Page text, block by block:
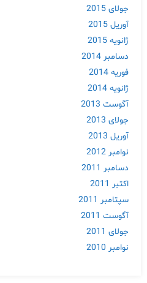
جولای 2015
آوریل 2015
ژانویه 2015
دسامبر 2014
فوریه 2014
ژانویه 2014
آگوست 2013
جولای 2013
آوریل 2013
نوامبر 2012
دسامبر 2011
اکتبر 2011
سپتامبر 2011
آگوست 2011
جولای 2011
نوامبر 2010